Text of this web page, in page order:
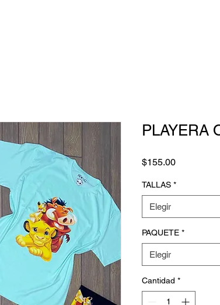
PLAYERA
$155.00Precio
TALLAS *
Elegir
PAQUETE *
Elegir
Cantidad *